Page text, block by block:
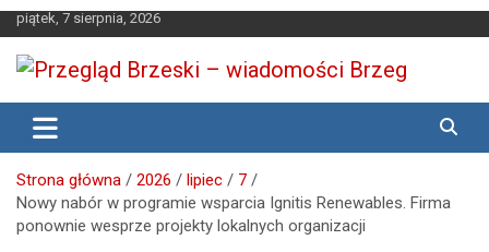
Skip
to
content
piątek, 7 sierpnia, 2026
Przegląd Brzeski – wiadomości
Brzeg
Brzeg24
Strona główna 2026 lipiec
7
Nowy nabór w programie wsparcia Ignitis Renewables. Firma
ponownie wesprze projekty lokalnych organizacji